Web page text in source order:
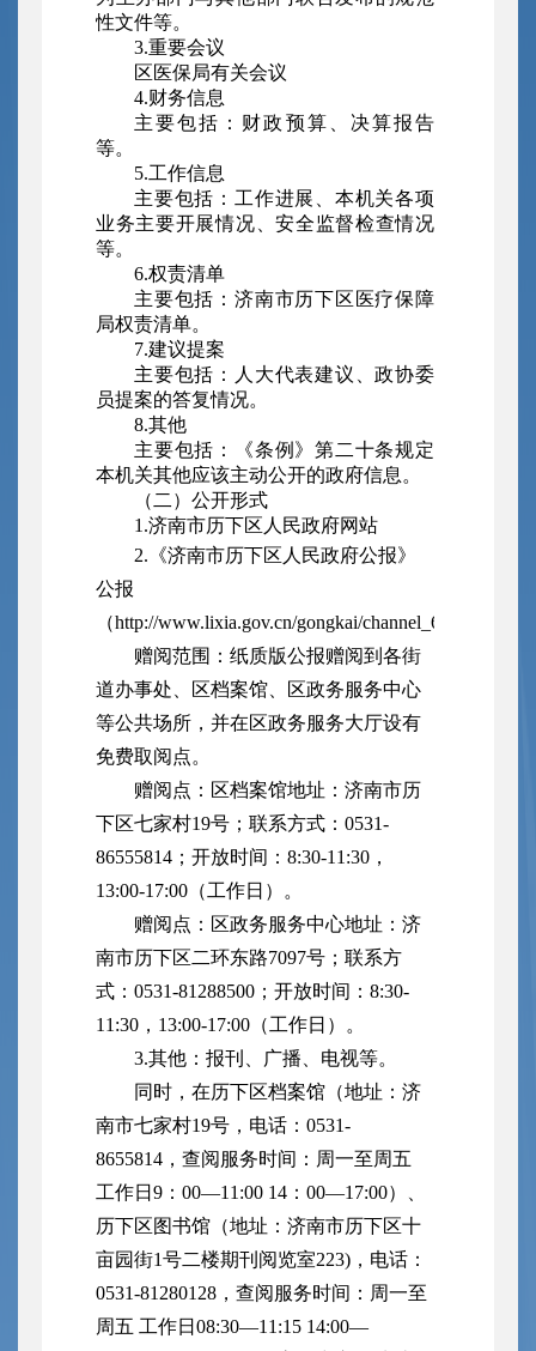
性文件等。
3.重要会议
区医保局有关会议
4.财务信息
主要包括：财政预算、决算报告
等。
5.工作信息
主要包括：工作进展、本机关各项
业务主要开展情况、安全监督检查情况
等。
6.权责清单
主要包括：济南市历下区医疗保障
局权责清单。
7.建议提案
主要包括：人大代表建议、政协委
员提案的答复情况。
8.其他
主要包括：《条例》第二十条规定
本机关其他应该主动公开的政府信息。
（二）公开形式
1.济南市历下区人民政府网站
2.《济南市历下区人民政府公报》
公报
（http://www.lixia.gov.cn/gongkai/
赠阅范围：纸质版公报赠阅到各街
道办事处、区档案馆、区政务服务中心
等公共场所，并在区政务服务大厅设有
免费取阅点。
赠阅点：区档案馆地址：济南市历
下区七家村19号；联系方式：0531-
86555814；开放时间：8:30-11:30，
13:00-17:00（工作日）。
赠阅点：区政务服务中心地址：济
南市历下区二环东路7097号；联系方
式：0531-81288500；开放时间：8:30-
11:30，13:00-17:00（工作日）。
3.其他：报刊、广播、电视等。
同时，在历下区档案馆（地址：济
南市七家村19号，电话：0531-
8655814，查阅服务时间：周一至周五
工作日9：00—11:00 14：00—17:00）、
历下区图书馆（地址：济南市历下区十
亩园街1号二楼期刊阅览室223)，电话：
0531-81280128，查阅服务时间：周一至
周五 工作日08:30—11:15 14:00—